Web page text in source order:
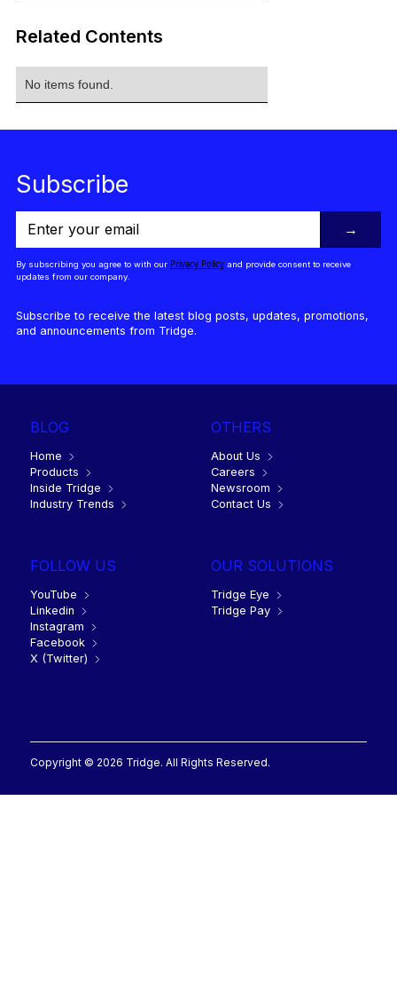
Related Contents
No items found.
Subscribe
→
By subscribing you agree to with our Privacy Policyand provide consent to receive
updates from our company.
Subscribe to receive the latest blog posts, updates, promotions,
and announcements from Tridge.
BLOG
Home
Products
Inside Tridge
Industry Trends
OTHERS
About Us
Careers
Newsroom
Contact Us
FOLLOW US
YouTube
Linkedin
Instagram
Facebook
X (Twitter)
OUR SOLUTIONS
Tridge Eye
Tridge Pay
Copyright © 2026 Tridge. All Rights Reserved.